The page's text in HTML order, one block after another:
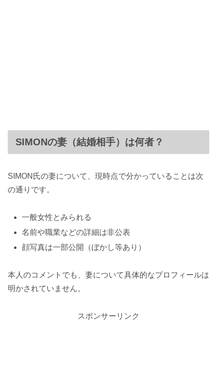
SIMONの妻（結婚相手）は何者？
SIMON氏の妻について、現時点で分かっていることは次
の通りです。
一般女性とみられる
名前や職業などの詳細は非公表
顔写真は一部公開（ぼかし等あり）
本人のコメントでも、妻について具体的なプロフィールは
明かされていません。
スポンサーリンク